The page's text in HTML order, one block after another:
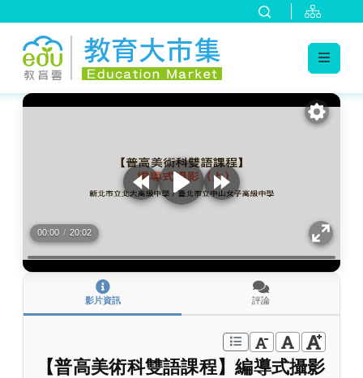
:::
00:00 / 20:02
影片資訊 評論
【普高美術科雙語課程】編導式攝影